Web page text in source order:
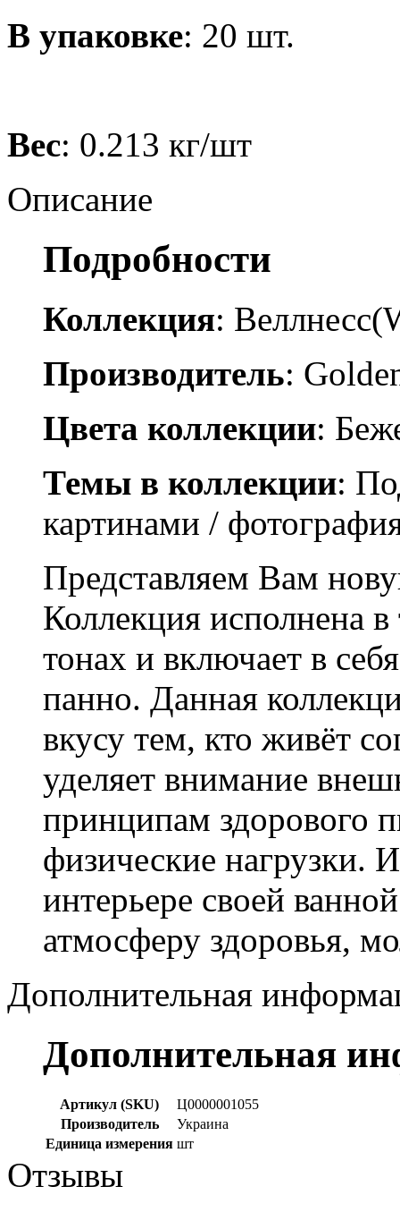
В упаковке: 20 шт.
Вес: 0.213 кг/шт
Описание
Подробности
Коллекция:
Производитель:
Цвета коллекции:
Темы в коллекции:
картинами /
Представляем Вам
Коллекция исполнена
тонах и включает в
панно. Данная
вкусу тем, кто живёт
уделяет внимание
принципам здорового
физические нагрузки.
интерьере своей
атмосферу здоровья,
Дополнительная
Дополнительная
Артикул (SKU)
Ц0000001055
Производитель
Украина
Единица измерения шт
Отзывы